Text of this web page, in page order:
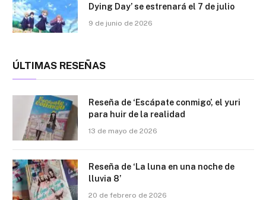
Dying Day’ se estrenará el 7 de julio
9 de junio de 2026
ÚLTIMAS RESEÑAS
Reseña de ‘Escápate conmigo’, el yuri
para huir de la realidad
13 de mayo de 2026
Reseña de ‘La luna en una noche de
lluvia 8’
20 de febrero de 2026